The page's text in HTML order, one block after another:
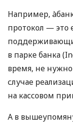
Например,
протокол — это
в парке банка
время, не
случае
на кассовом
А в